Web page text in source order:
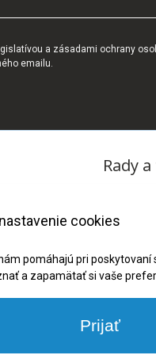
cookies
pomáhajú pri poskytovaní
a zapamätať si vaše
Prijať
a zásadami ochrany
emailu.
Rady